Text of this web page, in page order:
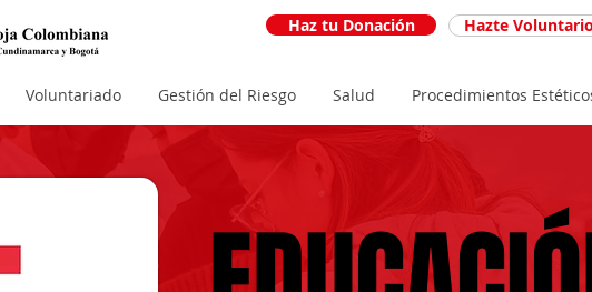
Haz tu Donación Hazte
Voluntariado Gestión del Riesgo Salud Procedimientos